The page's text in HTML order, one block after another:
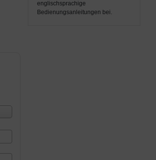
englischsprachige
Bedienungsanleitungen bei.